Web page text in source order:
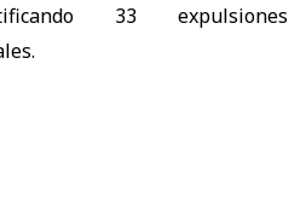
33 expulsiones